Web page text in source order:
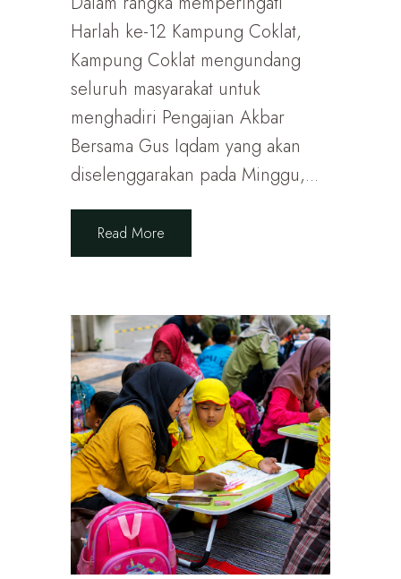
Harlah ke-12 Kampung Coklat,
Kampung Coklat mengundang
seluruh masyarakat untuk
menghadiri Pengajian Akbar
Bersama Gus Iqdam yang akan
diselenggarakan pada Minggu,...
Read More